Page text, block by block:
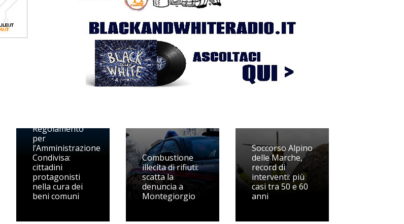
Regolamento
per
l’Amministrazione
Condivisa:
cittadini
protagonisti
nella cura dei
beni comuni
Combustione
illecita di rifiuti:
scatta la
denuncia a
Montegiorgio
Soccorso Alpino
delle Marche,
record di
interventi: più
casi tra 50 e 60
anni
racconta, da
Alla ricerca del
nonno
Malatesta:
dell’emigrazione